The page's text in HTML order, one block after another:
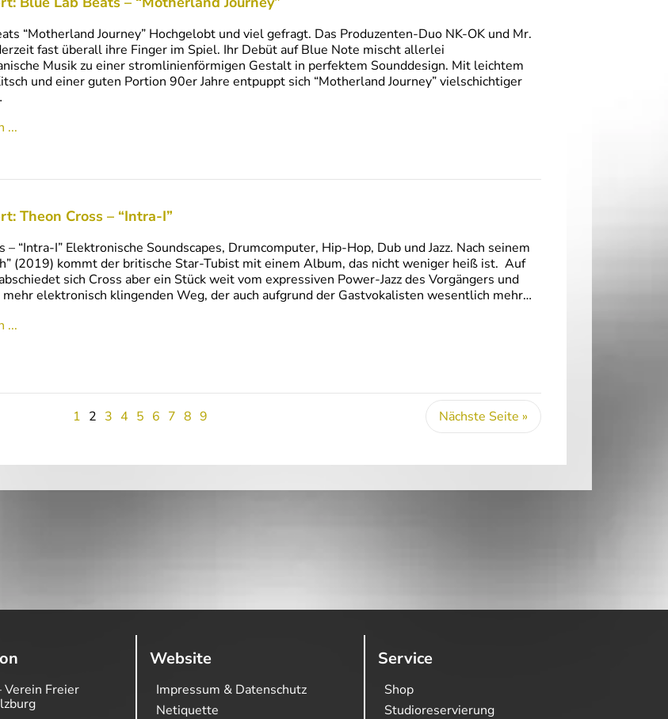
“Motherland Journey” Hochgelobt und viel gefragt. Das Produzenten-Duo NK-OK und Mr.
fast überall ihre Finger im Spiel. Ihr Debüt auf Blue Note mischt allerlei
Musik zu einer stromlinienförmigen Gestalt in perfektem Sounddesign. Mit leichtem
und einer guten Portion 90er Jahre entpuppt sich “Motherland Journey” vielschichtiger
...
Theon Cross – “Intra-I”
– “Intra-I” Elektronische Soundscapes, Drumcomputer, Hip-Hop, Dub und Jazz. Nach seinem
(2019) kommt der britische Star-Tubist mit einem Album, das nicht weniger heiß ist. Auf
sich Cross aber ein Stück weit vom expressiven Power-Jazz des Vorgängers und
elektronisch klingenden Weg, der auch aufgrund der Gastvokalisten wesentlich mehr…
...
1 2 3 4 5 6 7 8 9 Nächste Seite »
Verein Freier
Website
Impressum & Datenschutz
Netiquette
Service
Shop
Studioreservierung